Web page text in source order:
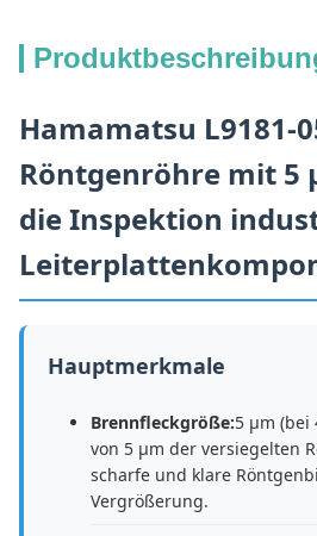
Hamamatsu L9181-
Röntgenröhre mit 5
die Inspektion
Hauptmerkmale
Brennfleckgröße:5 μm (bei
von 5 μm der versiegelten
scharfe und klare
Vergrößerung.